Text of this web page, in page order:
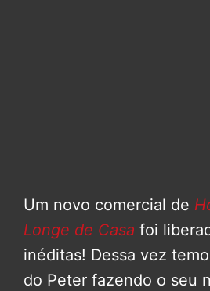
Um novo comercial de
Longe de Casa foi
inéditas! Dessa vez
do Peter fazendo o seu